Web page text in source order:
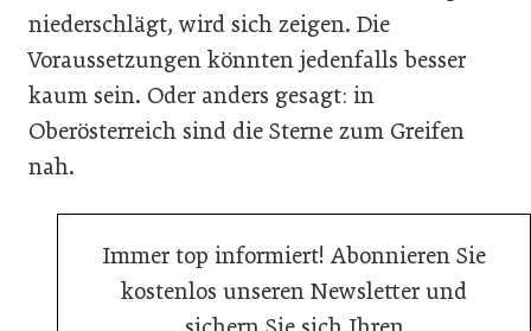
niederschlägt, wird sich zeigen. Die
Voraussetzungen könnten jedenfalls besser
kaum sein. Oder anders gesagt: in
Oberösterreich sind die Sterne zum Greifen
nah.
Immer top informiert! Abonnieren Sie
kostenlos unseren Newsletter und